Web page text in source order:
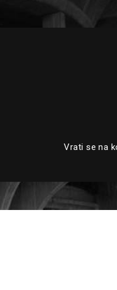
Vrati se na